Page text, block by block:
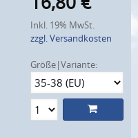
Inkl. 19% MwSt.
zzgl. Versandkosten
Größe|Variante: